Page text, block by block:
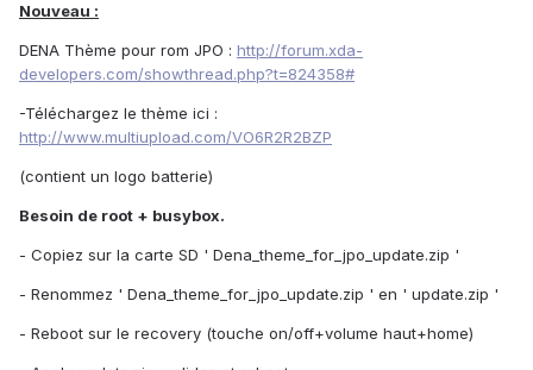
Nouveau :
DENA Thème pour rom JPO : http://forum.xda-
developers.com/showthread.php?t=824358#
-Téléchargez le thème ici :
http://www.multiupload.com/VO6R2R2BZP
(contient un logo batterie)
Besoin de root + busybox.
- Copiez sur la carte SD ' Dena_theme_for_jpo_update.zip '
- Renommez ' Dena_theme_for_jpo_update.zip ' en ' update.zip '
- Reboot sur le recovery (touche on/off+volume haut+home)